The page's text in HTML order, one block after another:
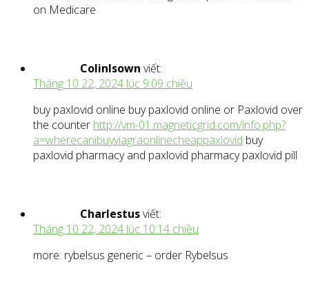
on Medicare
ColinIsown viết:
Tháng 10 22, 2024 lúc 9:09 chiều
buy paxlovid online buy paxlovid online or Paxlovid over
the counter http://vm-01.magneticgrid.com/info.php?
a=wherecanibuyviagraonlinecheappaxlovid buy
paxlovid pharmacy and paxlovid pharmacy paxlovid pill
Charlestusviết:
Tháng 10 22, 2024 lúc 10:14 chiều
more: rybelsus generic – order Rybelsus